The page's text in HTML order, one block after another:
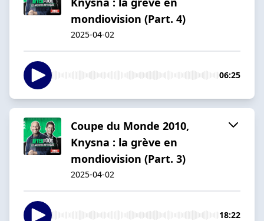
mondiovision (Part. 4)
2025-04-02
06:25
Coupe du Monde 2010,
Knysna : la grève en
mondiovision (Part. 3)
2025-04-02
18:22